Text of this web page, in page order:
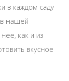
в каждом саду
нашей
как и из
вкусное